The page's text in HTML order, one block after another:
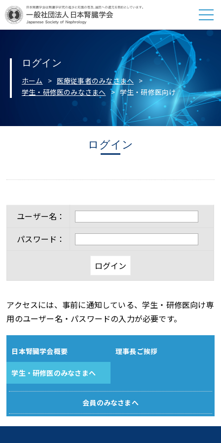
ログイン
ホーム
医療従事者のみなさまへ
学生・研修医のみなさまへ
学生・研修医向け
日本腎臓学会概要 理事長ご挨拶
学生・研修医のみなさまへ
会員のみなさまへ
ログイン
ユーザー名：
パスワード：
アクセスには、事前に通知している、学生・研修医向け専
用のユーザー名・パスワードの入力が必要です。